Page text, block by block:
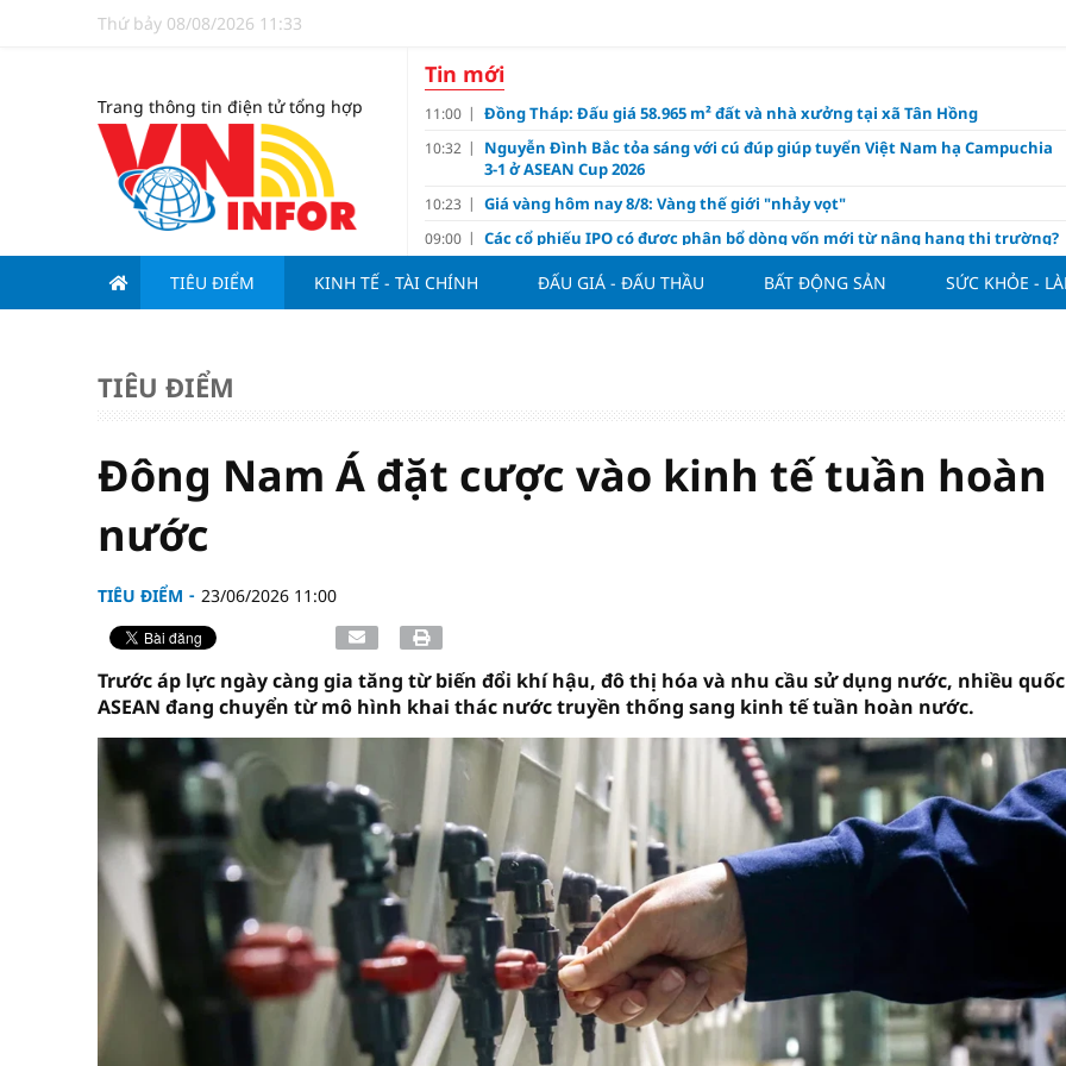
Thứ bảy 08/08/2026 11:33
Trang thông tin điện tử tổng hợp
Tin mới
11:00 Đồng Tháp: Đấu giá 58.965 m² đất và nhà xưởng tại xã Tân Hồng
10:32
Nguyễn Đình Bắc tỏa sáng với cú đúp giúp tuyển Việt Nam hạ Campuchia
3-1 ở ASEAN Cup 2026
10:23 Giá vàng hôm nay 8/8: Vàng thế giới "nhảy vọt"
09:00 Các cổ phiếu IPO có được phân bổ dòng vốn mới từ nâng hạng thị trường?
08:15 Lợi ích của nước chanh gừng
07:00 Nới trần tiền gửi Kho bạc Nhà nước: Không chỉ 4 ngân hàng được lợi
15:13
Đề xuất giảm 30% thuế cho hộ, cá nhân kinh doanh, doanh nghiệp thu
TIÊU ĐIỂM KINH TẾ - TÀI CHÍNH ĐẤU GIÁ - ĐẤU THẦU BẤT ĐỘNG SẢN SỨC KHỎE -
TIÊU ĐIỂM
Đông Nam Á đặt cược vào kinh tế tuần hoàn
nước
TIÊU ĐIỂM 23/06/2026 11:00
Trước áp lực ngày càng gia tăng từ biến đổi khí hậu, đô thị hóa và nhu cầu sử dụng nước, nhiều
ASEAN đang chuyển từ mô hình khai thác nước truyền thống sang kinh tế tuần hoàn nước.